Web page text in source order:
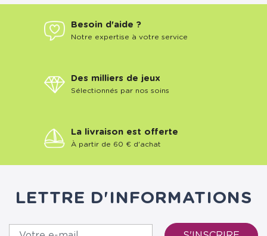
Besoin d'aide ?
Notre expertise à votre service
Des milliers de jeux
Sélectionnés par nos soins
La livraison est offerte
À partir de 60 € d'achat
LETTRE D'INFORMATIONS